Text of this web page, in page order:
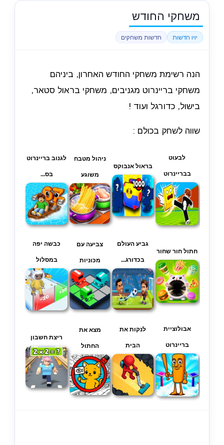
משחקי החודש
יויו חדשות חדשות משחקים
הנה רשימת משחקי החודש האחרון, ביניהם
משחקי בריינרוט מגניבים, משחקי בראול סטאר,
בישול, כדורגל ועוד !
שווה לשחק בכולם :
לבעוט
בבריינרוט
בראול אנבוקס
ניהול מטבח
משוגע
לגנוב בריינרוט
בס...
חתול חור שחור
גביע העולם
בכדורג...
צביעה עם
מכוניות
כבשה יפה
במסלול
אבולוציית
בריינרוט
לנקות את
הבית
מצא את
החתול
ריצת חשבון